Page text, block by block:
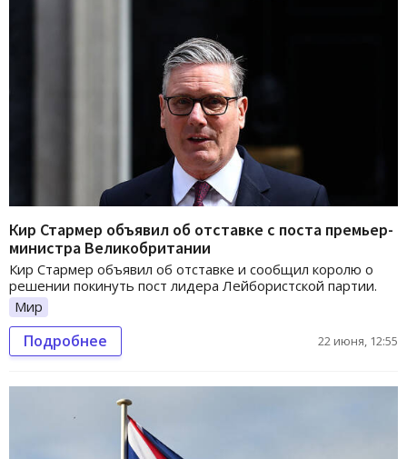
Кир Стармер объявил об отставке с поста премьер-
министра Великобритании
Кир Стармер объявил об отставке и сообщил королю о
решении покинуть пост лидера Лейбористской партии.
Мир
Подробнее 22 июня, 12:55